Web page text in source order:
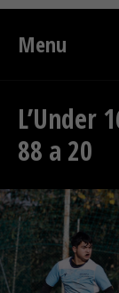
Menu
L’Under
88 a 20